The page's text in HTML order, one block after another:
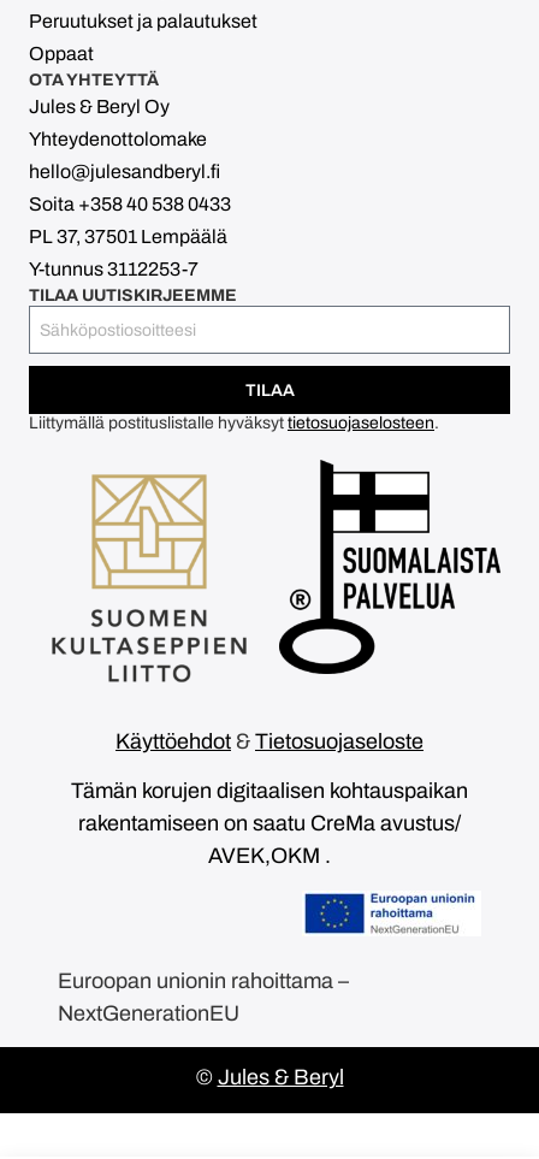
Peruutukset ja palautukset
Oppaat
OTA YHTEYTTÄ
Jules & Beryl Oy
Yhteydenottolomake
hello@julesandberyl.fi
Soita +358 40 538 0433
PL 37, 37501 Lempäälä
Y-tunnus 3112253-7
TILAA UUTISKIRJEEMME
TILAA
Liittymällä postituslistalle hyväksyt tietosuojaselosteen.
Käyttöehdot & Tietosuojaseloste
Tämän korujen digitaalisen kohtauspaikan
rakentamiseen on saatu CreMa avustus/
AVEK,OKM .
Euroopan unionin rahoittama –
NextGenerationEU
© Jules & Beryl